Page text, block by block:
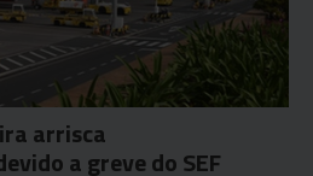
arrisca
a greve do SEF